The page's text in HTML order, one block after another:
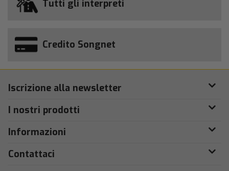
Tutti gli interpreti
Credito Songnet
Iscrizione alla newsletter
I nostri prodotti
Informazioni
Contattaci